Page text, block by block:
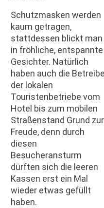
Schutzmasken werden
kaum getragen,
stattdessen blickt man
in fröhliche, entspannte
Gesichter. Natürlich
haben auch die
der lokalen
Touristenbetriebe vom
Hotel bis zum mobilen
Straßenstand Grund zur
Freude, denn durch
diesen
Besucheransturm
dürften sich die leeren
Kassen erst ein Mal
wieder etwas gefüllt
haben.